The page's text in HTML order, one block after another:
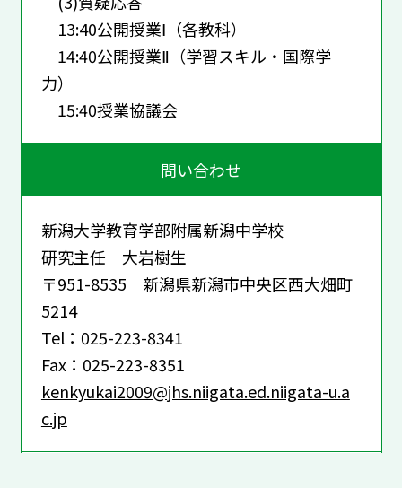
13:40公開授業Ⅰ（各教科）
14:40公開授業Ⅱ（学習スキル・国際学
力）
15:40授業協議会
問い合わせ
新潟大学教育学部附属新潟中学校
研究主任 大岩樹生
〒951-8535 新潟県新潟市中央区西大畑町
5214
Tel：025-223-8341
Fax：025-223-8351
kenkyukai2009@jhs.niigata.ed.niigata-u.a
c.jp